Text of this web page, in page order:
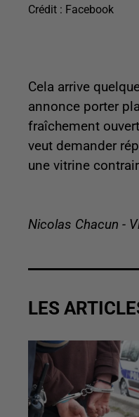
Crédit : Facebook
Cela arrive
annonce porter
fraîchement
veut demander
une vitrine
Nicolas Chacun -
LES